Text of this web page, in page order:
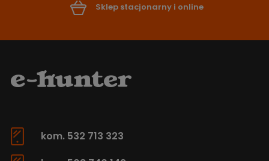
Sklep stacjonarny i online
kom. 532 713 323